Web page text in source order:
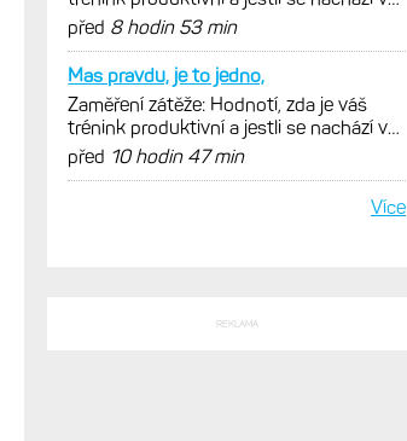
optimálních oblastech
před 8 hodin 53 min
Mas pravdu, je to jedno,
Zaměření zátěže: Hodnotí, zda je váš
trénink produktivní a jestli se nachází v
optimálních oblastech
před 10 hodin 47 min
Více
REKLAMA